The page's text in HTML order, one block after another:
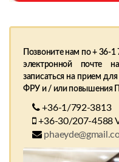
Позвоните нам по + 36-
электронной почте
записаться на прием
ФРУ и / или повышения
+36-1/792-3813
+36-30/207-4588